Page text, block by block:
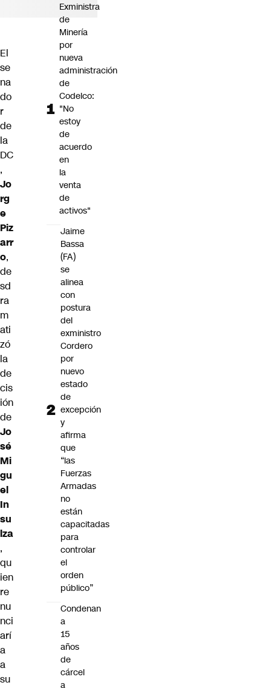
El
se
na
do
r
de
la
DC
,
Jo
rg
e
Piz
arr
o,
de
sd
ra
m
ati
zó
la
de
cis
ión
de
Jo
sé
Mi
gu
el
In
su
lza
,
qu
ien
re
nu
nci
arí
a
a
su
Exministra
de
Minería
por
nueva
administración
de
Codelco:
"No
estoy
de
acuerdo
en
la
venta
de
activos"
Jaime
Bassa
(FA)
se
alinea
con
postura
del
exministro
Cordero
por
nuevo
estado
de
excepción
y
afirma
que
“las
Fuerzas
Armadas
no
están
capacitadas
para
controlar
el
orden
público”
Condenan
a
15
años
de
cárcel
a